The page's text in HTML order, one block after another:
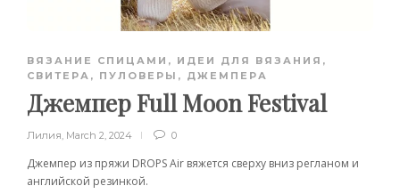
ВЯЗАНИЕ СПИЦАМИ , ИДЕИ ДЛЯ ВЯЗАНИЯ ,
СВИТЕРА, ПУЛОВЕРЫ, ДЖЕМПЕРА
Джемпер Full Moon Festival
Лилия, March 2, 2024 0
Джемпер из пряжи DROPS Air вяжется сверху вниз регланом и
английской резинкой.